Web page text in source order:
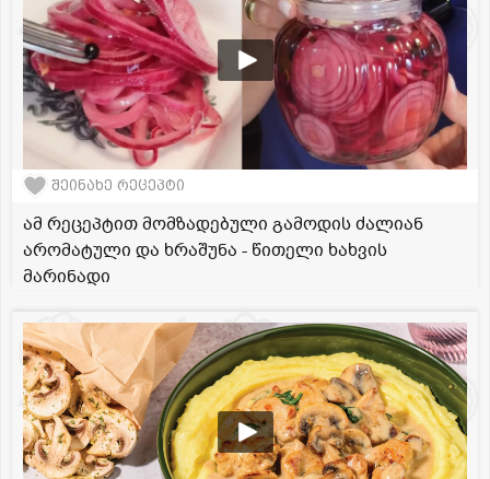
შეინახე რეცეპტი
ამ რეცეპტით მომზადებული გამოდის ძალიან
არომატული და ხრაშუნა - წითელი ხახვის
მარინადი